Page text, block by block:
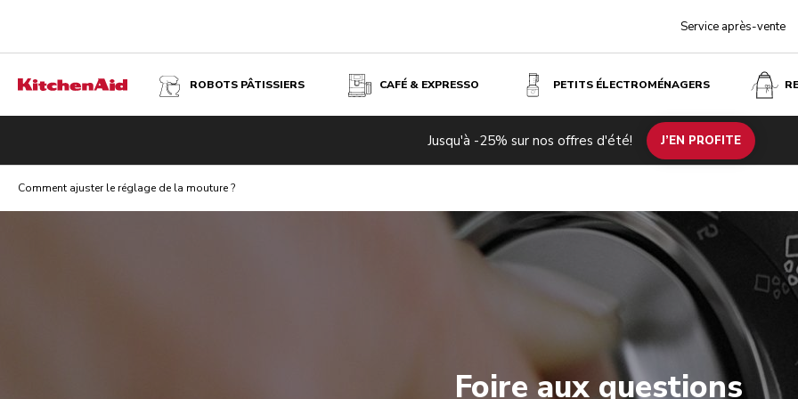
Service après-vente
ROBOTS PÂTISSIERS CAFÉ & EXPRESSO PETITS ÉLECTROMÉNAGERS
Jusqu'à -25% sur nos offres d'été! J’EN PROFITE
Comment ajuster le réglage de la mouture ?
Foire aux questions